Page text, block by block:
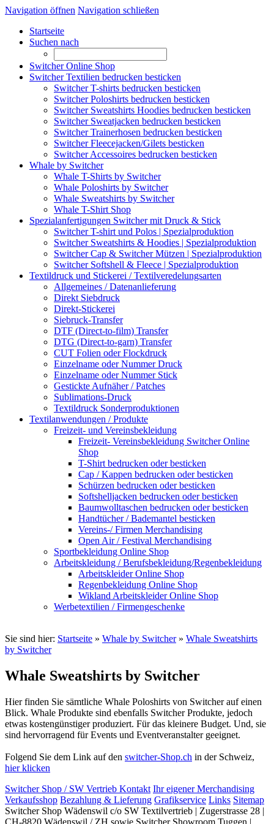
Navigation öffnen Navigation schließen
Startseite
Suchen nach
Switcher Online Shop
Switcher Textilien bedrucken besticken
Switcher T-shirts bedrucken besticken
Switcher Poloshirts bedrucken besticken
Switcher Sweatshirts Hoodies bedrucken besticken
Switcher Sweatjacken bedrucken besticken
Switcher Trainerhosen bedrucken besticken
Switcher Fleecejacken/Gilets besticken
Switcher Accessoires bedrucken besticken
Whale by Switcher
Whale T-Shirts by Switcher
Whale Poloshirts by Switcher
Whale Sweatshirts by Switcher
Whale T-Shirt Shop
Spezialanfertigungen Switcher mit Druck & Stick
Switcher T-shirt und Polos | Spezialproduktion
Switcher Sweatshirts & Hoodies | Spezialproduktion
Switcher Cap & Switcher Mützen | Spezialproduktion
Switcher Softshell & Fleece | Spezialproduktion
Textildruck und Stickerei / Textilveredelungsarten
Allgemeines / Datenanlieferung
Direkt Siebdruck
Direkt-Stickerei
Siebruck-Transfer
DTF (Direct-to-film) Transfer
DTG (Direct-to-garn) Transfer
CUT Folien oder Flockdruck
Einzelname oder Nummer Druck
Einzelname oder Nummer Stick
Gestickte Aufnäher / Patches
Sublimations-Druck
Textildruck Sonderproduktionen
Textilanwendungen / Produkte
Freizeit- und Vereinsbekleidung
Freizeit- Vereinsbekleidung Switcher Online
Shop
T-Shirt bedrucken oder besticken
Cap / Kappen bedrucken oder besticken
Schürzen bedrucken oder besticken
Softshelljacken bedrucken oder besticken
Baumwolltaschen bedrucken oder besticken
Handtücher / Bademantel besticken
Vereins-/ Firmen Merchandising
Open Air / Festival Merchandising
Sportbekleidung Online Shop
Arbeitskleidung / Berufsbekleidung/Regenbekleidung
Arbeitskleider Online Shop
Regenbekleidung Online Shop
Wikland Arbeitskleider Online Shop
Werbetextilien / Firmengeschenke
Sie sind hier: Startseite » Whale by Switcher» Whale Sweatshirts
by Switcher
Whale Sweatshirts by Switcher
Hier finden Sie sämtliche Whale Poloshirts von Switcher auf einen
Blick. Whale Produkte sind ebenfalls Switcher Produkte, jedoch
etwas kostengünstiger produziert. Für das kleinere Budget. Und, sie
sind hervorragend für Events und Eventveranstalter geeignet.
Folgend Sie dem Link auf den switcher-Shop.ch in der Schweiz,
hier klicken
Switcher Shop / SW Vertrieb Kontakt Ihr eigener Merchandising
Verkaufsshop Bezahlung & Lieferung Grafikservice Links Sitemap
Switcher Shop Wädenswil c/o SW Textilvertrieb | Zugerstrasse 28 |
CH-8820 Wädenswil / ZH sowie Switcher Showroom Tuggen |